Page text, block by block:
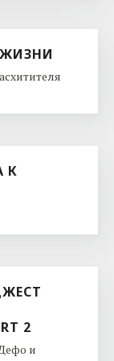
К
2
и